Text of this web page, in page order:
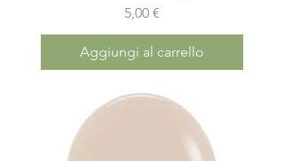
Prezzo
5,00 €
Aggiungi al carrello